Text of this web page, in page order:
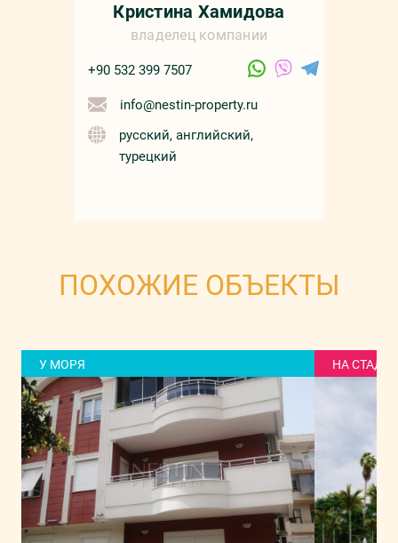
Кристина Хамидова
владелец компании
+90 532 399 7507
info@nestin-property.ru
русский, английский,
турецкий
ПОХОЖИЕ ОБЪЕКТЫ
У МОРЯ НА